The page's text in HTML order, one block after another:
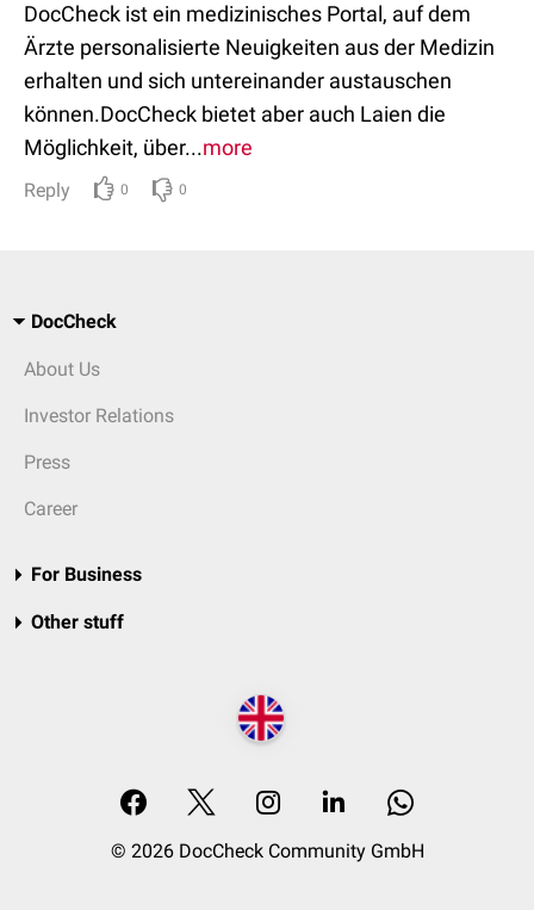
DocCheck ist ein medizinisches Portal, auf dem
Ärzte personalisierte Neuigkeiten aus der Medizin
erhalten und sich untereinander austauschen
können.DocCheck bietet aber auch Laien die
Möglichkeit, über...more
Reply 0 0
DocCheck
About Us
Investor Relations
Press
Career
For Business
Other stuff
© 2026 DocCheck Community GmbH